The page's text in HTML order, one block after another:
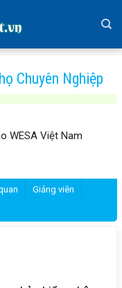
Chuyên Nghiệp
WESA Việt Nam
Giảng viên